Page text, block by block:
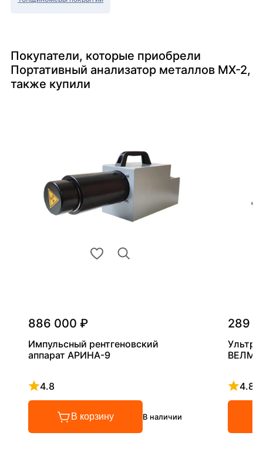
Покупатели, которые приобрели
Портативный анализатор металлов MX-2,
также купили
886 000 ₽
Импульсный рентгеновский
аппарат АРИНА-9
4.8
Рейтинг 4.8 из 5
В корзину В наличии
289
4.8